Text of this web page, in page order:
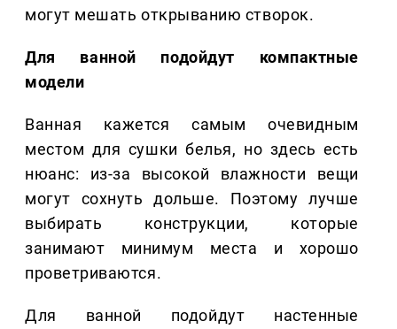
могут мешать открыванию створок.
Для ванной подойдут компактные
модели
Ванная кажется самым очевидным
местом для сушки белья, но здесь есть
нюанс: из-за высокой влажности вещи
могут сохнуть дольше. Поэтому лучше
выбирать конструкции, которые
занимают минимум места и хорошо
проветриваются.
Для ванной подойдут настенные